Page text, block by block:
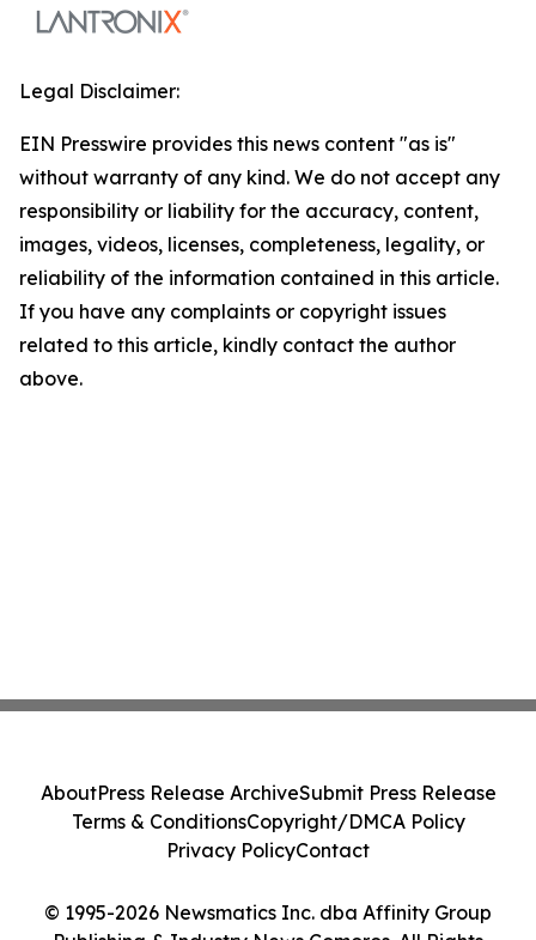
Legal Disclaimer:
EIN Presswire provides this news content "as is"
without warranty of any kind. We do not accept any
responsibility or liability for the accuracy, content,
images, videos, licenses, completeness, legality, or
reliability of the information contained in this article.
If you have any complaints or copyright issues
related to this article, kindly contact the author
above.
© 1995-2026 Newsmatics Inc. dba Affinity Group
AboutPress Release ArchiveSubmit Press Release
Terms & ConditionsCopyright/DMCA Policy
Privacy PolicyContact